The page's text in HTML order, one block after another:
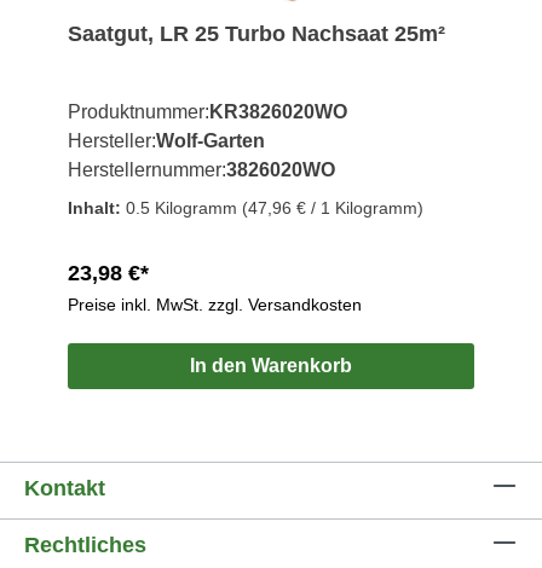
Saatgut, LR 25 Turbo Nachsaat 25m²
Produktnummer: KR3826020WO
Hersteller:Wolf-Garten
Herstellernummer:3826020WO
Inhalt: 0.5 Kilogramm (47,96 € / 1 Kilogramm)
23,98 €*
Preise inkl. MwSt. zzgl. Versandkosten
In den Warenkorb
Kontakt
Rechtliches